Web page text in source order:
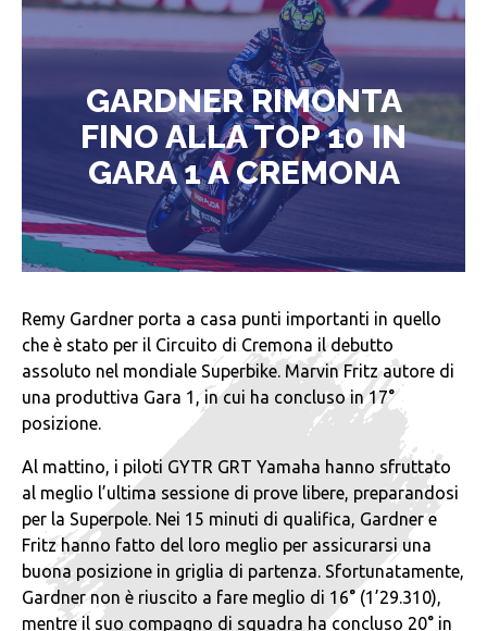
GARDNER RIMONTA
FINO ALLA TOP 10 IN
GARA 1 A CREMONA
Remy Gardner porta a casa punti importanti in quello
che è stato per il Circuito di Cremona il debutto
assoluto nel mondiale Superbike. Marvin Fritz autore di
una produttiva Gara 1, in cui ha concluso in 17°
posizione.
Al mattino, i piloti GYTR GRT Yamaha hanno sfruttato
al meglio l’ultima sessione di prove libere, preparandosi
per la Superpole. Nei 15 minuti di qualifica, Gardner e
Fritz hanno fatto del loro meglio per assicurarsi una
buona posizione in griglia di partenza. Sfortunatamente,
Gardner non è riuscito a fare meglio di 16° (1’29.310),
mentre il suo compagno di squadra ha concluso 20° in